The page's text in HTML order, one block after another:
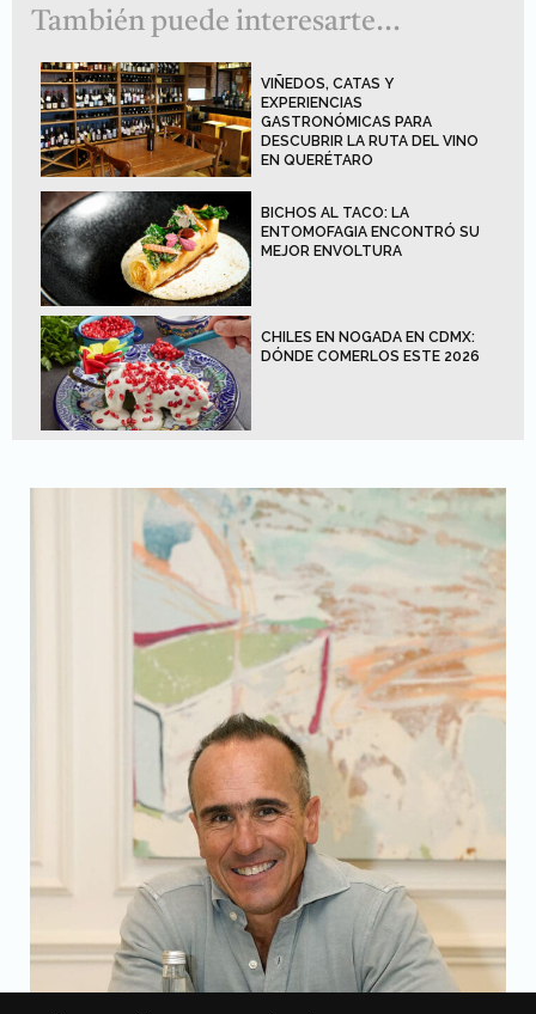
También puede interesarte...
VIÑEDOS, CATAS Y
EXPERIENCIAS
GASTRONÓMICAS PARA
DESCUBRIR LA RUTA DEL VINO
EN QUERÉTARO
BICHOS AL TACO: LA
ENTOMOFAGIA ENCONTRÓ SU
MEJOR ENVOLTURA
CHILES EN NOGADA EN CDMX:
DÓNDE COMERLOS ESTE 2026